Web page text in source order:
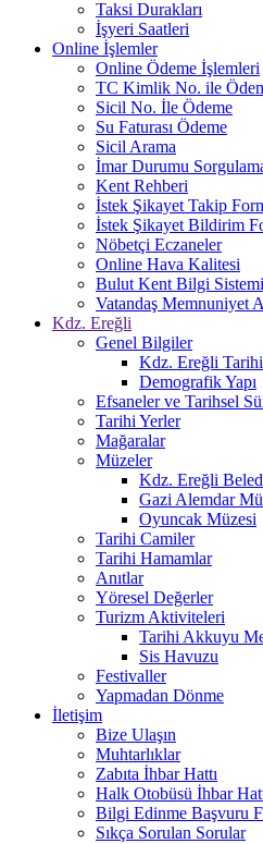
Taksi Durakları
İşyeri Saatleri
Online İşlemler
Online Ödeme İşlemleri
TC Kimlik No. ile
Sicil No. İle Ödeme
Su Faturası Ödeme
Sicil Arama
İmar Durumu
Kent Rehberi
İstek Şikayet Takip
İstek Şikayet Bildirim
Nöbetçi Eczaneler
Online Hava Kalitesi
Bulut Kent Bilgi Sistemi
Vatandaş Memnuniyet
Kdz. Ereğli
Genel Bilgiler
Kdz. Ereğli Tarihi
Demografik Yapı
Efsaneler ve Tarihsel
Tarihi Yerler
Mağaralar
Müzeler
Kdz. Ereğli
Gazi Alemdar
Oyuncak Müzesi
Tarihi Camiler
Tarihi Hamamlar
Anıtlar
Yöresel Değerler
Turizm Aktiviteleri
Tarihi Akkuyu
Sis Havuzu
Festivaller
Yapmadan Dönme
İletişim
Bize Ulaşın
Muhtarlıklar
Zabıta İhbar Hattı
Halk Otobüsü İhbar
Bilgi Edinme Başvuru
Sıkça Sorulan Sorular